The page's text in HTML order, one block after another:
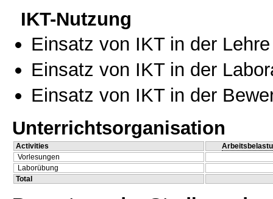
IKT-Nutzung
Einsatz von IKT in der Lehre
Einsatz von IKT in der
Einsatz von IKT in der
Unterrichtsorganisation
Activities
Vorlesungen
Laborübung
Total